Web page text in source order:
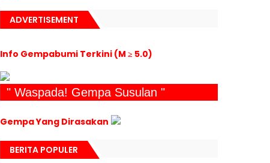
ADVERTISEMENT
Info Gempabumi Terkini (M ≥ 5.0)
" Waspada! Gempa Susulan "
Gempa Yang Dirasakan
BERITA POPULER